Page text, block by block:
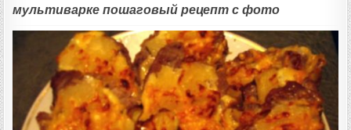
мультиварке пошаговый рецепт с фото